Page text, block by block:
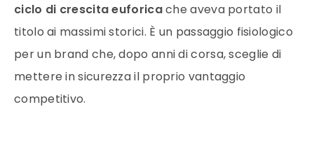
ciclo di crescita euforicache aveva portato il
titolo ai massimi storici. È un passaggio fisiologico
per un brand che, dopo anni di corsa, sceglie di
mettere in sicurezza il proprio vantaggio
competitivo.